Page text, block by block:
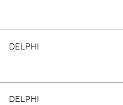
DELPHI
DELPHI